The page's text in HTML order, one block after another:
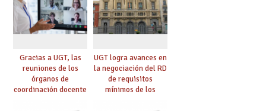
Gracias a UGT, las
reuniones de los
órganos de
coordinación docente
UGT logra avances en
la negociación del RD
de requisitos
mínimos de los